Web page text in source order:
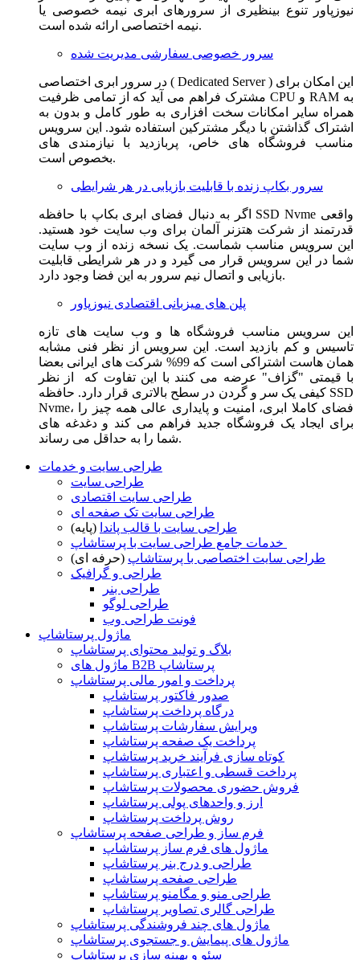
نیوزپاور تنوع بینظیری از سرورهای ابری نیمه خصوصی یا
نیمه اختصاصی ارائه شده است.
سرور خصوصی سفارشی مدیریت شده
در سرور ابری اختصاصی ( Dedicated Server ) این امکان برای
مشترک فراهم می آید که از تمامی ظرفیت CPU و RAM به
همراه سایر امکانات سخت افزاری به طور کامل و بدون به
اشتراک گذاشتن با دیگر مشترکین استفاده شود. این سرویس
مناسب فروشگاه های خاص، پربازدید با نیازمندی های
بخصوص است.
سرور بکاپ زنده با قابلیت بازیابی در هر شرایطی
اگر به دنبال فضای ابری بکاپ با حافظه SSD Nvme واقعی
قدرتمند از شرکت هتزنر آلمان برای وب سایت خود هستید.
این سرویس مناسب شماست. یک نسخه زنده از وب سایت
شما در این سرویس قرار می گیرد و در هر شرایطی قابلیت
بازیابی و اتصال نیم سرور به این فضا وجود دارد.
پلن های میزبانی اقتصادی نیوزپاور
این سرویس مناسب فروشگاه ها و وب سایت های تازه
تاسیس و کم بازدید است. این سرویس از نظر فنی مشابه
همان هاست اشتراکی است که 99% شرکت های ایرانی بعضا
با قیمتی "گزاف" عرضه می کنند با این تفاوت که از نظر
کیفی یک سر و گردن در سطح بالاتری قرار دارد. حافظه SSD
Nvme، فضای کاملا ابری، امنیت و پایداری عالی همه چیز را
برای ایجاد یک فروشگاه جدید فراهم می کند و دغدغه های
شما را به حداقل می رساند.
طراحی سایت و خدمات
طراحی سایت
طراحی سایت اقتصادی
طراحی سایت تک صفحه ای
طراحی سایت با قالب پاندا (پایه)
طراحی سایت اختصاصی با پرستاشاپ (حرفه ای)
طراحی و گرافیک
طراحی بنر
طراحی لوگو
فونت طراحی وب
ماژول پرستاشاپ
بلاگ و تولید محتوای پرستاشاپ
ماژول های B2B پرستاشاپ
پرداخت و امور مالی پرستاشاپ
صدور فاکتور پرستاشاپ
درگاه پرداخت پرستاشاپ
ویرایش سفارشات پرستاشاپ
پرداخت یک صفحه پرستاشاپ
کوتاه سازی فرآیند خرید پرستاشاپ
پرداخت قسطی و اعتباری پرستاشاپ
فروش حضوری محصولات پرستاشاپ
ارز و واحدهای پولی پرستاشاپ
روش پرداخت پرستاشاپ
فرم ساز و طراحی صفحه پرستاشاپ
ماژول های فرم ساز پرستاشاپ
طراحی و درج بنر پرستاشاپ
طراحی صفحه پرستاشاپ
طراحی منو و مگامنو پرستاشاپ
طراحی گالری تصاویر پرستاشاپ
ماژول های چند فروشندگی پرستاشاپ
ماژول های پیمایش و جستجوی پرستاشاپ
سئو و بهینه سازی پرستاشاپ